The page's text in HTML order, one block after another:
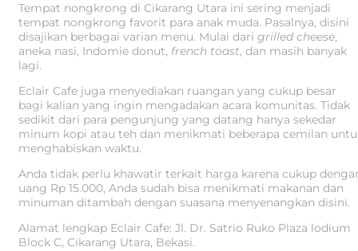
Tempat nongkrong di Cikarang Utara ini sering menjadi
tempat nongkrong favorit para anak muda. Pasalnya, disini
disajikan berbagai varian menu. Mulai dari grilled cheese,
aneka nasi, Indomie donut, french toast, dan masih banyak
lagi.
Eclair Cafe juga menyediakan ruangan yang cukup besar
bagi kalian yang ingin mengadakan acara komunitas. Tidak
sedikit dari para pengunjung yang datang hanya sekedar
minum kopi atau teh dan menikmati beberapa cemilan
menghabiskan waktu.
Anda tidak perlu khawatir terkait harga karena cukup
uang Rp 15.000, Anda sudah bisa menikmati makanan dan
minuman ditambah dengan suasana menyenangkan disini.
Alamat lengkap Eclair Cafe: Jl. Dr. Satrio Ruko Plaza lodium
Block C, Cikarang Utara, Bekasi.